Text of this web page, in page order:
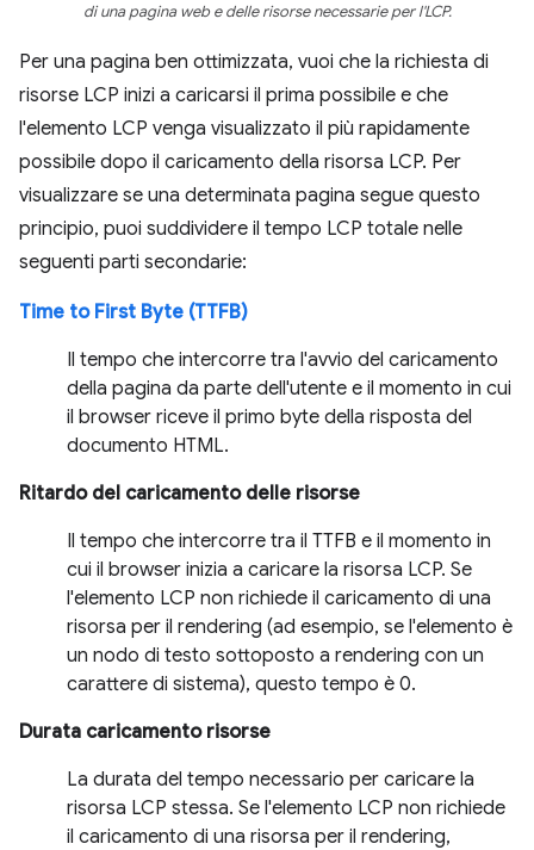
di una pagina web e delle risorse necessarie per l'LCP.
Per una pagina ben ottimizzata, vuoi che la richiesta di
risorse LCP inizi a caricarsi il prima possibile e che
l'elemento LCP venga visualizzato il più rapidamente
possibile dopo il caricamento della risorsa LCP. Per
visualizzare se una determinata pagina segue questo
principio, puoi suddividere il tempo LCP totale nelle
seguenti parti secondarie:
Time to First Byte (TTFB)
Il tempo che intercorre tra l'avvio del caricamento
della pagina da parte dell'utente e il momento in cui
il browser riceve il primo byte della risposta del
documento HTML.
Ritardo del caricamento delle risorse
Il tempo che intercorre tra il TTFB e il momento in
cui il browser inizia a caricare la risorsa LCP. Se
l'elemento LCP non richiede il caricamento di una
risorsa per il rendering (ad esempio, se l'elemento è
un nodo di testo sottoposto a rendering con un
carattere di sistema), questo tempo è 0.
Durata caricamento risorse
La durata del tempo necessario per caricare la
risorsa LCP stessa. Se l'elemento LCP non richiede
il caricamento di una risorsa per il rendering,